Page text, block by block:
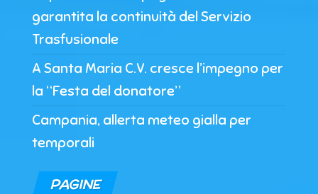
garantita la continuità del Servizio
Trasfusionale
A Santa Maria C.V. cresce l’impegno per
la “Festa del donatore”
Campania, allerta meteo gialla per
temporali
PAGINE